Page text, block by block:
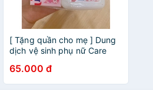
[ Tặng quần cho mẹ ] Dung
dịch vệ sinh phụ nữ Care
65.000 đ